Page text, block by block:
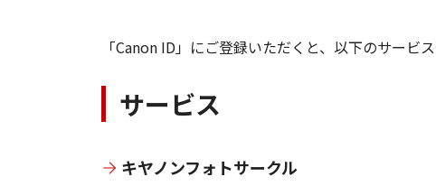
「Canon ID」にご登録いただくと、以下のサービ
サービス
キヤノンフォトサークル